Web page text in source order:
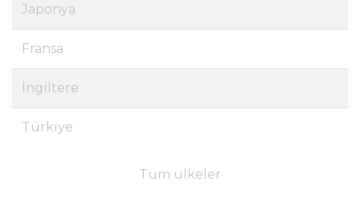
Japonya
Fransa
İngiltere
Türkiye
Tüm ülkeler